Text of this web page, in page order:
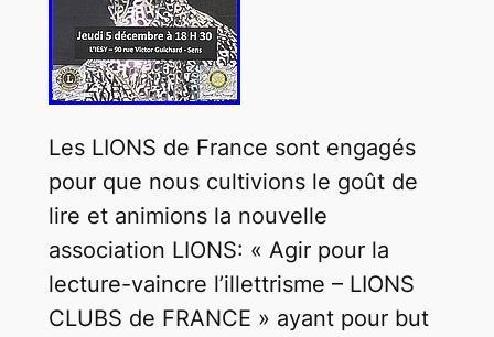
Les LIONS de France sont engagés
pour que nous cultivions le goût de
lire et animions la nouvelle
association LIONS: « Agir pour la
lecture-vaincre l’illettrisme – LIONS
CLUBS de FRANCE » ayant pour but